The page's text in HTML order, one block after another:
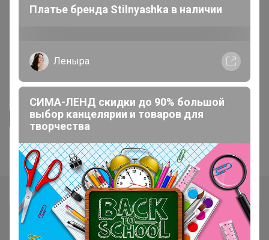
РАСПРОДАЖА до -60%! ВЕСНА2026
189 553 9.9K 250 14
Ответить
Показаны записи1-4из4.
Платье бренда Stilnyashka в наличии
Леныра
СИМА-ЛЕНД скидки до 90% большой
выбор канцелярии и товаров для
творчества